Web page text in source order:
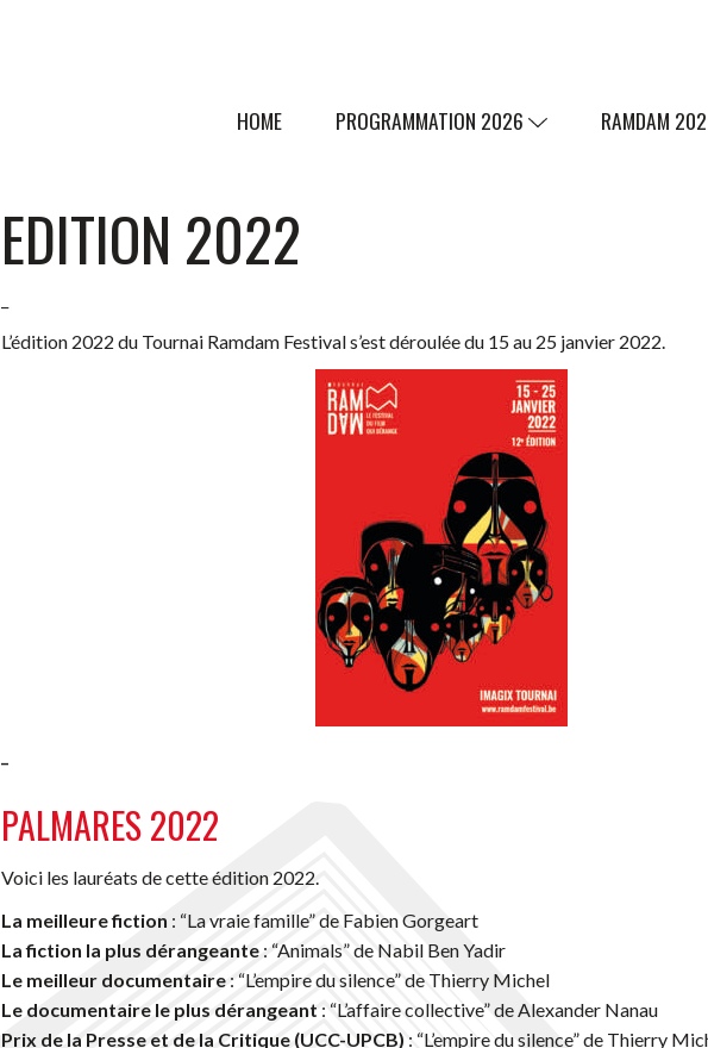
HOME PROGRAMMATION 2026 RAMDAM
EDITION 2022
L’édition 2022 du Tournai Ramdam Festival s’est déroulée du 15 au 25 janvier 2022.
PALMARES 2022
Voici les lauréats de cette édition 2022.
La meilleure fiction : “La vraie famille” de Fabien Gorgeart
La fiction la plus dérangeante : “Animals” de Nabil Ben Yadir
Le meilleur documentaire : “L’empire du silence” de Thierry Michel
Le documentaire le plus dérangeant : “L’affaire collective” de Alexander Nanau
Prix de la Presse et de la Critique (UCC-UPCB) : “L’empire du silence” de Thierry